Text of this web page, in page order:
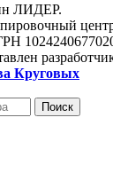
ЛИДЕР.
Круговых
Поиск